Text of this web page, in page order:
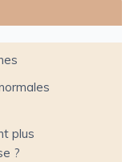
plus
?